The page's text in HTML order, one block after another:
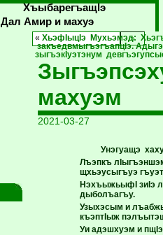
Хъыбарегъащlэ
Дал Амир и махуэ
«ХьэфIыцIэ Мухьэмэд:
закъедвмыгъэгъапцIэ. Адыгэ
зыгъэкIуэтэнум
махуэм
2021-03-27
Унэгуащэ
Лъэпкъ
щхьэусыгъуэ
НэхъыжьыфI зиIэ
дыболъагъу.
Узыхэсым и
къэптIыж
Уи адэшхуэм и